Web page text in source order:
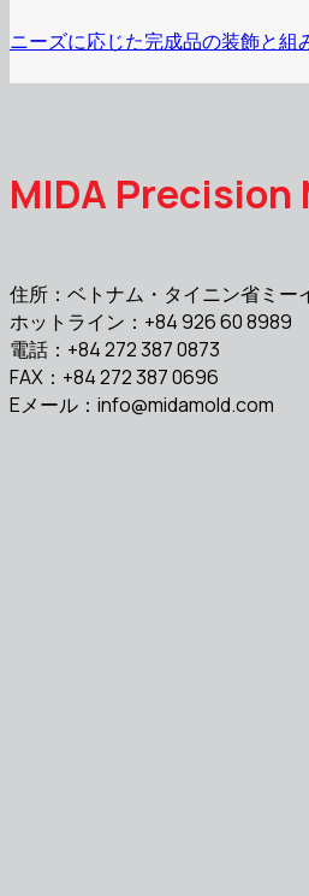
ニーズに応じた完成品の装飾と組
MIDA Precision
住所：ベトナム・タイニン省ミー
ホットライン：+84 926 60 8989
電話：+84 272 387 0873
FAX：+84 272 387 0696
Eメール： info@midamold.com